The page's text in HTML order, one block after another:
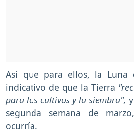
Así que para ellos, la Luna
indicativo de que la Tierra
para los cultivos y la siembra",
segunda semana de
ocurría.